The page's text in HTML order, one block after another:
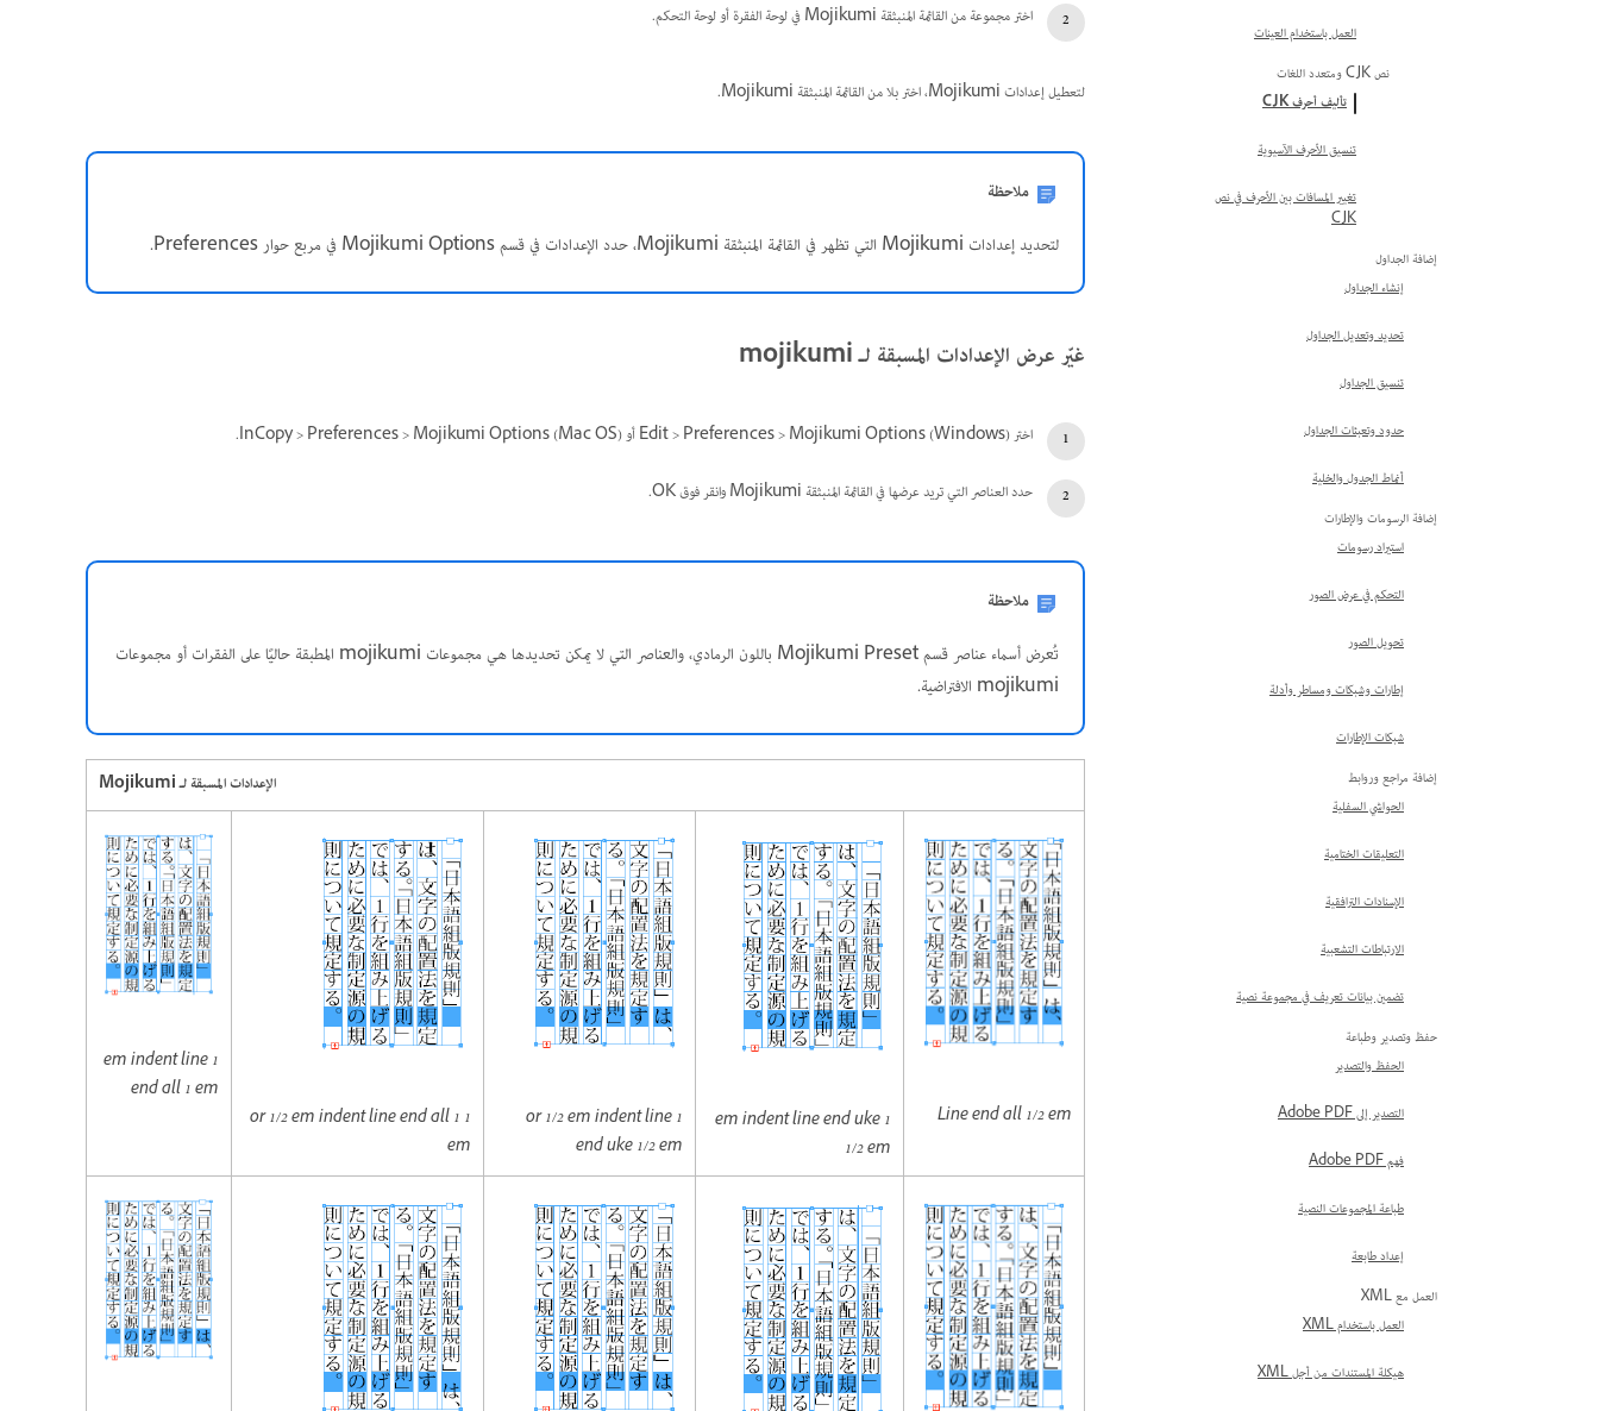
العمل باستخدام العينات
نص CJK ومتعدد اللغات
تأليف أحرف CJK
تنسيق الأحرف الآسيوية
تغيير المسافات بين الأحرف في نص
CJK
إضافة الجداول
إنشاء الجداول
تحديد وتعديل الجداول
تنسيق الجداول
حدود وتعبئات الجداول
أنماط الجدول والخلية
إضافة الرسومات والإطارات
استيراد رسومات
التحكم في عرض الصور
تحويل الصور
إطارات وشبكات ومساطر وأدلة
شبكات الإطارات
إضافة مراجع وروابط
الحواشي السفلية
التعليقات الختامية
الإسنادات الترافقية
الارتباطات التشعبية
تضمين بيانات تعريف في مجموعة نصية
حفظ وتصدير وطباعة
الحفظ والتصدير
التصدير إلى Adobe PDF
فهم Adobe PDF
طباعة المجموعات النصية
إعداد طابعة
العمل مع XML
العمل باستخدام XML
هيكلة المستندات من أجل XML
اختر مجموعة من القائمة المنبثقة Mojikumi في لوحة الفقرة أو لوحة التحكم.
لتعطيل إعدادات Mojikumi، اختر بلا من القائمة المنبثقة Mojikumi.
ملاحظة
لتحديد إعدادات Mojikumi التي تظهر في القائمة المنبثقة Mojikumi، حدد الإعدادات في قسم Mojikumi Options في مربع حوار Preferences.
غيّر عرض الإعدادات المسبقة لـ mojikumi
اختر Edit > Preferences > Mojikumi Options (Windows) أو InCopy > Preferences > Mojikumi Options (Mac OS).
حدد العناصر التي تريد عرضها في القائمة المنبثقة Mojikumi وانقر فوق OK.
ملاحظة
تُعرض أسماء عناصر قسم Mojikumi Preset باللون الرمادي، والعناصر التي لا يمكن تحديدها هي مجموعات mojikumi المطبقة حاليًا على الفقرات أو مجموعات
mojikumi الافتراضية.
الإعدادات المسبقة لـ Mojikumi
Line end all 1/2 em
1 em indent line end uke
1/2 em
1 or 1/2 em indent line
end uke 1/2 em
1 or 1/2 em indent line end all 1
em
1 em indent line
end all 1 em